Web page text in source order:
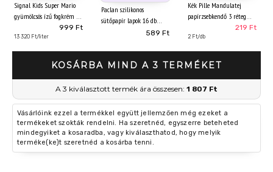
Signal Kids Super Mario
gyümölcsös ízű fogkrém 0-
999 Ft
13 320 Ft/liter
Paclan szilikonos
sütőpapír lapok 16 db
589 Ft
Kék Pille Mandulatej
papírzsebkendő 3 réteg
219 Ft
2 Ft/db
KOSÁRBA MIND A 3 TERMÉKET
A 3 kiválasztott termék ára összesen: 1 807 Ft
Vásárlóink ezzel a termékkel együtt jellemzően még ezeket a
termékeket szokták rendelni. Ha szeretnéd, egyszerre beteheted
mindegyiket a kosaradba, vagy kiválaszthatod, hogy melyik
terméke(ke)t szeretnéd a kosárba tenni.